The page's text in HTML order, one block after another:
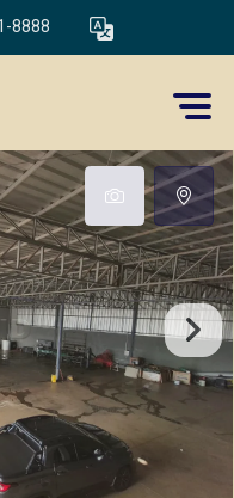
8888